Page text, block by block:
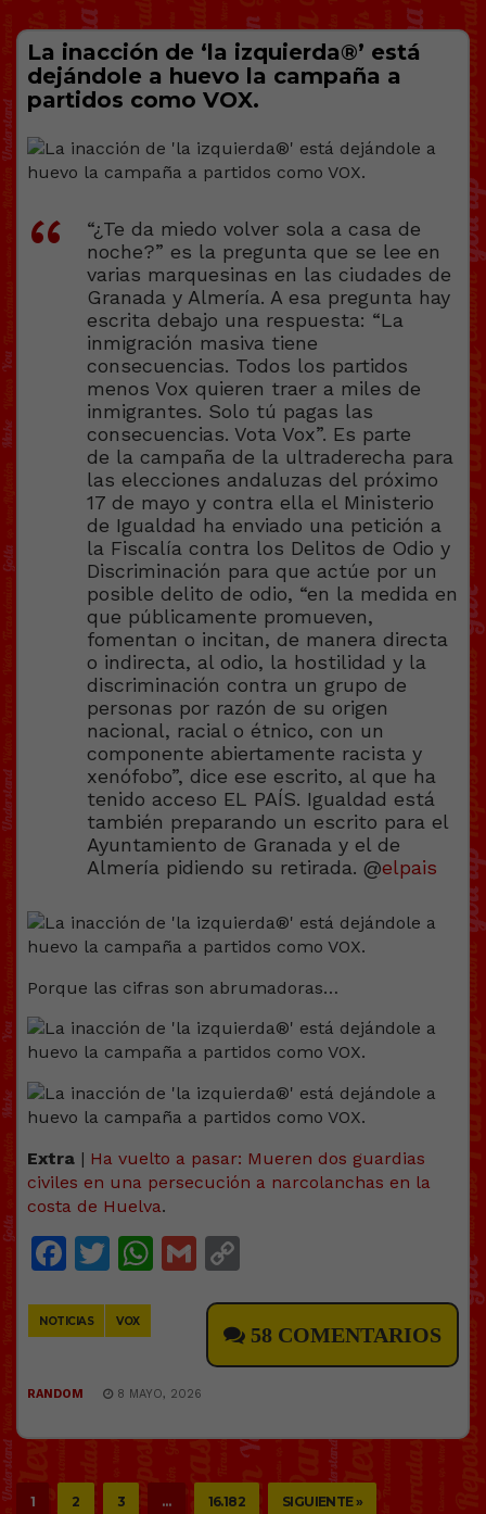
La inacción de ‘la izquierda®’ está
dejándole a huevo la campaña a
partidos como VOX.
“¿Te da miedo volver sola a casa de
noche?” es la pregunta que se lee en
varias marquesinas en las ciudades de
Granada y Almería. A esa pregunta hay
escrita debajo una respuesta: “La
inmigración masiva tiene
consecuencias. Todos los partidos
menos Vox quieren traer a miles de
inmigrantes. Solo tú pagas las
consecuencias. Vota Vox”. Es parte
de la campaña de la ultraderecha para
las elecciones andaluzas del próximo
17 de mayo y contra ella el Ministerio
de Igualdad ha enviado una petición a
la Fiscalía contra los Delitos de Odio y
Discriminación para que actúe por un
posible delito de odio, “en la medida en
que públicamente promueven,
fomentan o incitan, de manera directa
o indirecta, al odio, la hostilidad y la
discriminación contra un grupo de
personas por razón de su origen
nacional, racial o étnico, con un
componente abiertamente racista y
xenófobo”, dice ese escrito, al que ha
tenido acceso EL PAÍS. Igualdad está
también preparando un escrito para el
Ayuntamiento de Granada y el de
Almería pidiendo su retirada. @elpais
Porque las cifras son abrumadoras…
Extra | Ha vuelto a pasar: Mueren dos guardias
civiles en una persecución a narcolanchas en la
costa de Huelva.
Facebook
Twitter
WhatsApp
Gmail
NOTICIAS VOX
58 COMENTARIOS
RANDOM 8 MAYO, 2026
1 2 3 … 16.182 SIGUIENTE »